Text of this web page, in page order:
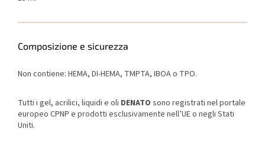
Composizione e sicurezza
Non contiene: HEMA, DI-HEMA, TMPTA, IBOA o TPO.
Tutti i gel, acrilici, liquidi e oli DENATO sono registrati nel portale
europeo CPNP e prodotti esclusivamente nell’UE o negli Stati
Uniti.